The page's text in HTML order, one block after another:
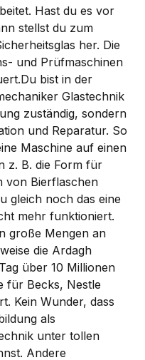
Hast du es vor
stellst du zum
her. Die
und Prüfmaschinen
bist in der
Glastechnik
zuständig, sondern
und Reparatur. So
Maschine auf einen
z. B. die Form für
von Bierflaschen
gleich noch das eine
mehr funktioniert.
große Mengen an
die Ardagh
über 10 Millionen
für Becks, Nestle
Kein Wunder, dass
als
unter tollen
Andere